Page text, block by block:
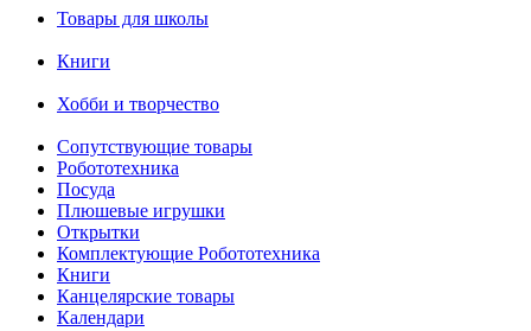
Товары для школы
Книги
Хобби и творчество
Сопутствующие товары
Робототехника
Посуда
Плюшевые игрушки
Открытки
Комплектующие Робототехника
Книги
Канцелярские товары
Календари